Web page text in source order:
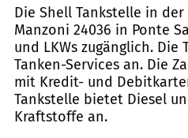
Die Shell Tankstelle in der
Manzoni 24036 in Ponte
und LKWs zugänglich.
Tanken-Services an. Die
mit Kredit- und
Tankstelle bietet Diesel
Kraftstoffe an.